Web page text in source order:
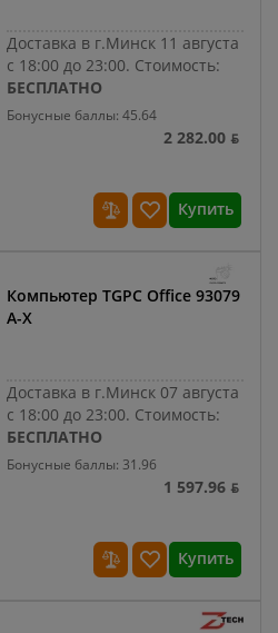
Доставка в г.Минск 11 августа
с 18:00 до 23:00. Стоимость:
БЕСПЛАТНО
Бонусные баллы: 45.64
2 282.00 ƃ
Купить
Компьютер TGPC Office 93079
A-X
Доставка в г.Минск 07 августа
с 18:00 до 23:00. Стоимость:
БЕСПЛАТНО
Бонусные баллы: 31.96
1 597.96 ƃ
Купить